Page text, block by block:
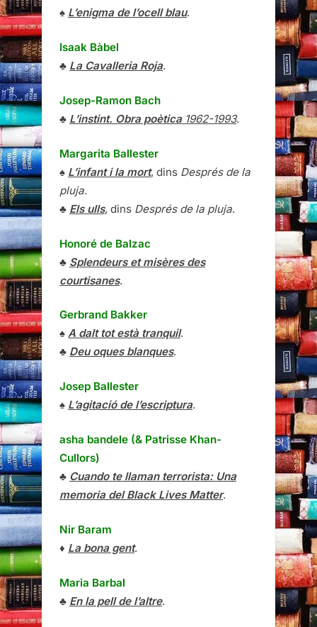
♠ L’enigma de l’ocell blau.
Isaak Bàbel
♣ La Cavalleria Roja.
Josep-Ramon Bach
♣ L’instint. Obra poètica1962-1993.
Margarita Ballester
♠ L’infant i la mort, dins Després de la
pluja.
♣ Els ulls, dins Després de la pluja.
Honoré de Balzac
♣ Splendeurs et misères des
courtisanes.
Gerbrand Bakker
♠ A dalt tot està tranquil.
♣ Deu oques blanques.
Josep Ballester
♠ L’agitació de l’escriptura.
asha bandele (& Patrisse Khan-
Cullors)
♣ Cuando te llaman terrorista: Una
memoria del Black Lives Matter.
Nir Baram
♦ La bona gent.
Maria Barbal
♣ En la pell de l’altre.